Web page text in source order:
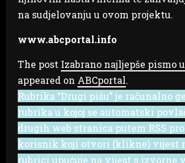
na sudjelovanju u ovom projektu.
www.abcportal.info
The post Izabrano najljepše pismo
appeared on ABCportal.
Rubrika “Drugi pišu” je računalno
rubrika u kojoj se automatski
drugih web stranica putem RSS
korisnik koji otvori (klikne) vijest
rubrici upućuje na vijest s izvorne